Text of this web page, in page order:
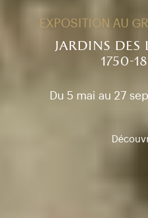
EXPOSITION AU
jardins des
1750-
Du 5 mai au 27